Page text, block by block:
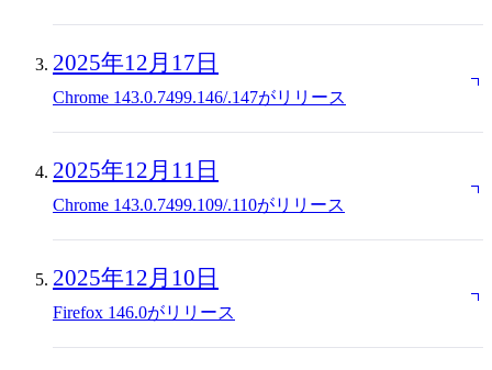
2025年12月17日
Chrome 143.0.7499.146/.147がリリース
2025年12月11日
Chrome 143.0.7499.109/.110がリリース
2025年12月10日
Firefox 146.0がリリース